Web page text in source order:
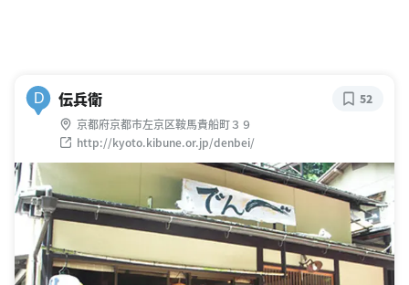
D 伝兵衛
京都府京都市左京区鞍馬貴船町３９
http://kyoto.kibune.or.jp/denbei/
52